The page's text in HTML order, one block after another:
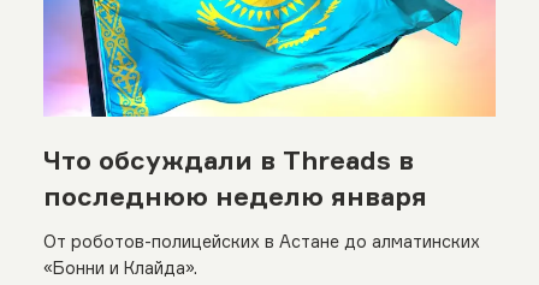
Что обсуждали в Threads в
последнюю неделю января
От роботов-полицейских в Астане до алматинских
«Бонни и Клайда».